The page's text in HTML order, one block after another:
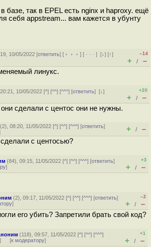
базе, так в EPEL есть nginx и haproxy. ещё
себя appstream... вам кажется в убунту
10/05/2022 [ответить] [ ﹢﹢﹢] [ · · ·][↓] [↑]
–14
+ / –
линукс.
10/05/2022 [^] [^^] [^^^] [ответить][↓]
+20
+ / –
они сделали с центос они не нужны.
(2), 08:20, 11/05/2022 [^] [^^] [^^^] [ответить]
+ / –
с центосью?
(84), 09:15, 11/05/2022 [^] [^^] [^^^] [ответить]
]
+3
+ / –
(2), 09:17, 11/05/2022 [^] [^^] [^^^] [ответить]
]
–2
+ / –
его убить? Запретили брать свой код?
(118), 09:57, 11/05/2022 [^] [^^] [^^^]
] [к модератору]
+1
+ / –